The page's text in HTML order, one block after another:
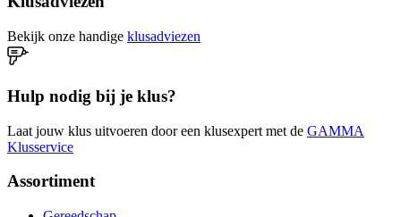
Bekijk onze handige klusadviezen
Hulp nodig bij je klus?
Laat jouw klus uitvoeren door een klusexpert met de GAMMA
Klusservice
Assortiment